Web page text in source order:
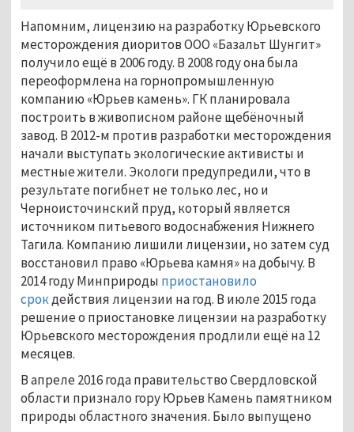
Напомним, лицензию на разработку Юрьевского
месторождения диоритов ООО «Базальт Шунгит»
получило ещё в 2006 году. В 2008 году она была
переоформлена на горнопромышленную
компанию «Юрьев камень». ГК планировала
построить в живописном районе щебёночный
завод. В 2012-м против разработки месторождения
начали выступать экологические активисты и
местные жители. Экологи предупредили, что в
результате погибнет не только лес, но и
Черноисточинский пруд, который является
источником питьевого водоснабжения Нижнего
Тагила. Компанию лишили лицензии, но затем суд
восстановил право «Юрьева камня» на добычу. В
2014 году Минприроды приостановило
срокдействия лицензии на год. В июле 2015 года
решение о приостановке лицензии на разработку
Юрьевского месторождения продлили ещё на 12
месяцев.
В апреле 2016 года правительство Свердловской
области признало гору Юрьев Камень памятником
природы областного значения. Было выпущено